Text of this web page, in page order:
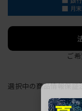
ご
選択中の商品情報保証